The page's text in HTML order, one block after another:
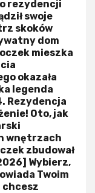
rezydencji
swoje
skoków
dom
mieszka
okazała
legenda
Rezydencja
Oto, jak
wnętrzach
zbudował
Wybierz,
Twoim
chcesz